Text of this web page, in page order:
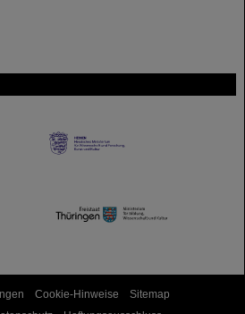
Cookie-Hinweise
Sitemap